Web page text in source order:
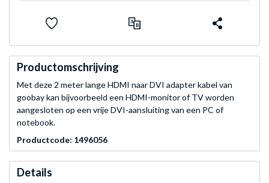
Productomschrijving
Met deze 2 meter lange HDMI naar DVI adapter kabel van
goobay kan bijvoorbeeld een HDMI-monitor of TV worden
aangesloten op een vrije DVI-aansluiting van een PC of
notebook.
Productcode: 1496056
Details